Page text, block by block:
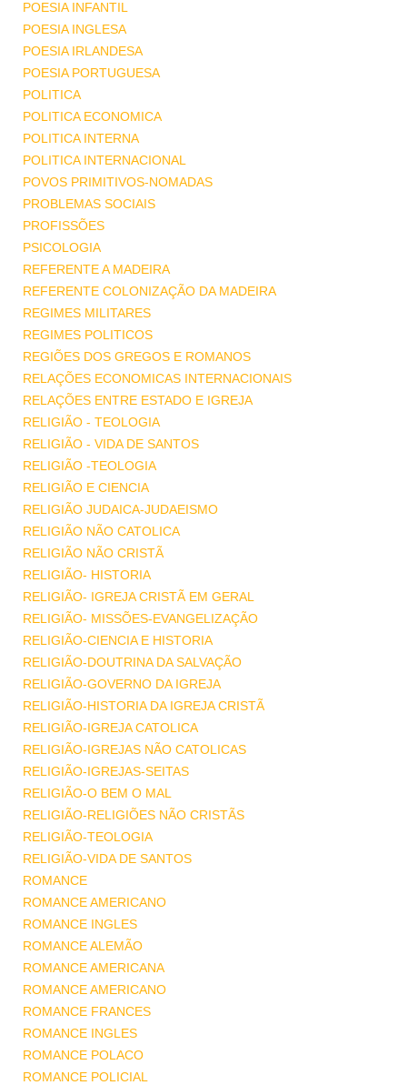
POESIA INFANTIL
POESIA INGLESA
POESIA IRLANDESA
POESIA PORTUGUESA
POLITICA
POLITICA ECONOMICA
POLITICA INTERNA
POLITICA INTERNACIONAL
POVOS PRIMITIVOS-NOMADAS
PROBLEMAS SOCIAIS
PROFISSÕES
PSICOLOGIA
REFERENTE A MADEIRA
REFERENTE COLONIZAÇÃO DA MADEIRA
REGIMES MILITARES
REGIMES POLITICOS
REGIÕES DOS GREGOS E ROMANOS
RELAÇÕES ECONOMICAS INTERNACIONAIS
RELAÇÕES ENTRE ESTADO E IGREJA
RELIGIÃO - TEOLOGIA
RELIGIÃO - VIDA DE SANTOS
RELIGIÃO -TEOLOGIA
RELIGIÃO E CIENCIA
RELIGIÃO JUDAICA-JUDAEISMO
RELIGIÃO NÃO CATOLICA
RELIGIÃO NÃO CRISTÃ
RELIGIÃO- HISTORIA
RELIGIÃO- IGREJA CRISTÃ EM GERAL
RELIGIÃO- MISSÕES-EVANGELIZAÇÃO
RELIGIÃO-CIENCIA E HISTORIA
RELIGIÃO-DOUTRINA DA SALVAÇÃO
RELIGIÃO-GOVERNO DA IGREJA
RELIGIÃO-HISTORIA DA IGREJA CRISTÃ
RELIGIÃO-IGREJA CATOLICA
RELIGIÃO-IGREJAS NÃO CATOLICAS
RELIGIÃO-IGREJAS-SEITAS
RELIGIÃO-O BEM O MAL
RELIGIÃO-RELIGIÕES NÃO CRISTÃS
RELIGIÃO-TEOLOGIA
RELIGIÃO-VIDA DE SANTOS
ROMANCE
ROMANCE AMERICANO
ROMANCE INGLES
ROMANCE ALEMÃO
ROMANCE AMERICANA
ROMANCE AMERICANO
ROMANCE FRANCES
ROMANCE INGLES
ROMANCE POLACO
ROMANCE POLICIAL